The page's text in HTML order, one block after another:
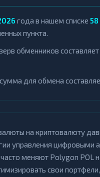
года в нашем списке 58
пункта.
обменников составляет
для обмена
на криптовалюту
управления цифровыми
меняют Polygon POL
свои портфели,